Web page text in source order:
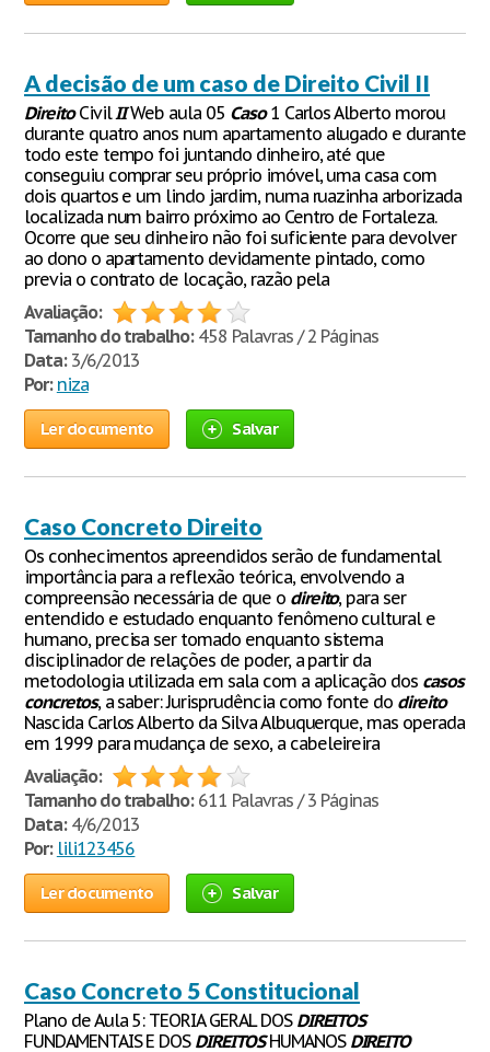
A decisão de um caso de Direito Civil II
DireitoCivilIIWeb aula 05 Caso1 Carlos Alberto morou
durante quatro anos num apartamento alugado e durante
todo este tempo foi juntando dinheiro, até que
conseguiu comprar seu próprio imóvel, uma casa com
dois quartos e um lindo jardim, numa ruazinha arborizada
localizada num bairro próximo ao Centro de Fortaleza.
Ocorre que seu dinheiro não foi suficiente para devolver
ao dono o apartamento devidamente pintado, como
previa o contrato de locação, razão pela
Avaliação:
Tamanho do trabalho:458 Palavras / 2 Páginas
Data:3/6/2013
Por: niza
Ler documento Salvar
Caso Concreto Direito
Os conhecimentos apreendidos serão de fundamental
importância para a reflexão teórica, envolvendo a
compreensão necessária de que o direito, para ser
entendido e estudado enquanto fenômeno cultural e
humano, precisa ser tomado enquanto sistema
disciplinador de relações de poder, a partir da
metodologia utilizada em sala com a aplicação dos casos
concretos, a saber: Jurisprudência como fonte do direito
Nascida Carlos Alberto da Silva Albuquerque, mas operada
em 1999 para mudança de sexo, a cabeleireira
Avaliação:
Tamanho do trabalho:611 Palavras / 3 Páginas
Data:4/6/2013
Por: lili123456
Ler documento Salvar
Caso Concreto 5 Constitucional
Plano de Aula 5: TEORIA GERAL DOS DIREITOS
FUNDAMENTAIS E DOS DIREITOSHUMANOS DIREITO